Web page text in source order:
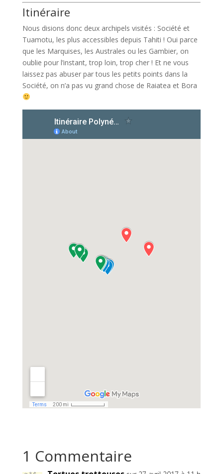
Itinéraire
Nous disions donc deux archipels visités : Société et
Tuamotu, les plus accessibles depuis Tahiti ! Oui parce
que les Marquises, les Australes ou les Gambier, on
oublie pour l’instant, trop loin, trop cher ! Et ne vous
laissez pas abuser par tous les petits points dans la
Société, on n’a pas vu grand chose de Raiatea et Bora
1 Commentaire